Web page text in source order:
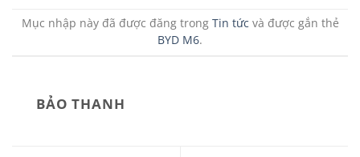
Mục nhập này đã được đăng trong Tin tức và được gắn thẻ
BYD M6.
BẢO THANH